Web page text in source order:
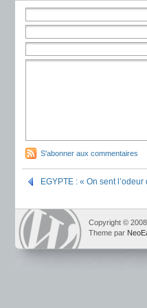
S'abonner aux commentaires
EGYPTE : « On sent
Copyright ©
Theme par